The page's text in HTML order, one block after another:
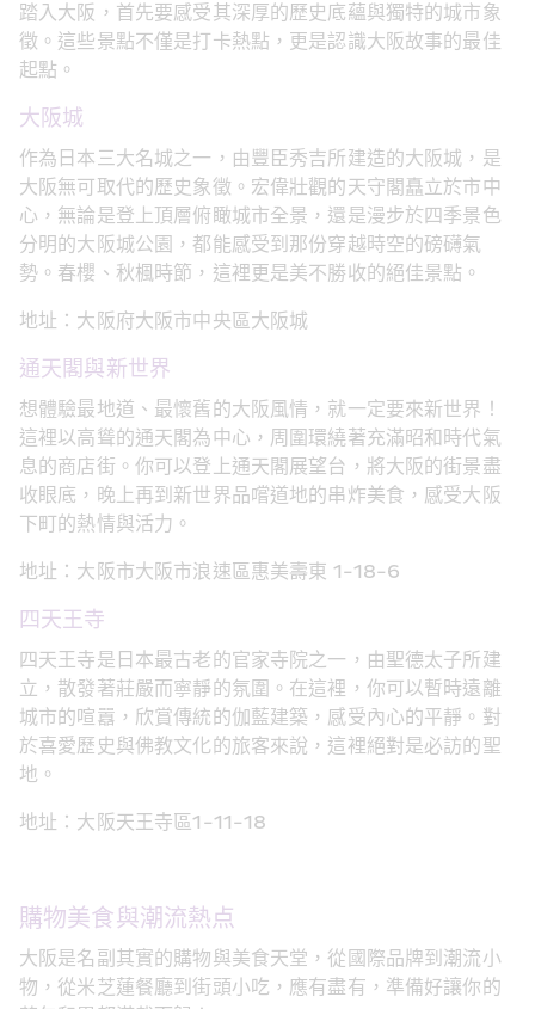
踏入大阪，首先要感受其深厚的歷史底蘊與獨特的城市象
徵。這些景點不僅是打卡熱點，更是認識大阪故事的最佳
起點。
大阪城
作為日本三大名城之一，由豐臣秀吉所建造的大阪城，是
大阪無可取代的歷史象徵。宏偉壯觀的天守閣矗立於市中
心，無論是登上頂層俯瞰城市全景，還是漫步於四季景色
分明的大阪城公園，都能感受到那份穿越時空的磅礴氣
勢。春櫻、秋楓時節，這裡更是美不勝收的絕佳景點。
地址：大阪府大阪市中央區大阪城
通天閣與新世界
想體驗最地道、最懷舊的大阪風情，就一定要來新世界！
這裡以高聳的通天閣為中心，周圍環繞著充滿昭和時代氣
息的商店街。你可以登上通天閣展望台，將大阪的街景盡
收眼底，晚上再到新世界品嚐道地的串炸美食，感受大阪
下町的熱情與活力。
地址：大阪市大阪市浪速區惠美壽東 1-18-6
四天王寺
四天王寺是日本最古老的官家寺院之一，由聖德太子所建
立，散發著莊嚴而寧靜的氛圍。在這裡，你可以暫時遠離
城市的喧囂，欣賞傳統的伽藍建築，感受內心的平靜。對
於喜愛歷史與佛教文化的旅客來說，這裡絕對是必訪的聖
地。
地址：大阪天王寺區1-11-18
購物美食與潮流熱点
大阪是名副其實的購物與美食天堂，從國際品牌到潮流小
物，從米芝蓮餐廳到街頭小吃，應有盡有，準備好讓你的